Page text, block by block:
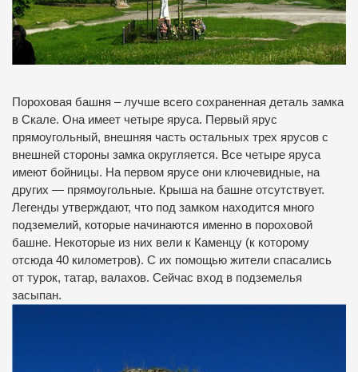
Пороховая башня – лучше всего сохраненная деталь замка
в Скале. Она имеет четыре яруса. Первый ярус
прямоугольный, внешняя часть остальных трех ярусов с
внешней стороны замка округляется. Все четыре яруса
имеют бойницы. На первом ярусе они ключевидные, на
других — прямоугольные. Крыша на башне отсутствует.
Легенды утверждают, что под замком находится много
подземелий, которые начинаются именно в пороховой
башне. Некоторые из них вели к Каменцу (к которому
отсюда 40 километров). С их помощью жители спасались
от турок, татар, валахов. Сейчас вход в подземелья
засыпан.